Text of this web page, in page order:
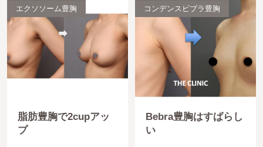
エクソソーム豊胸
脂肪豊胸で2cupアッ
プ
コンデンスビブラ豊胸
Bebra豊胸はすばらし
い